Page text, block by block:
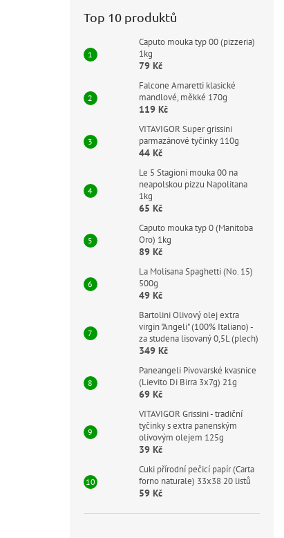
Top 10 produktů
Caputo mouka typ 00 (pizzeria)
1kg
79 Kč
Falcone Amaretti klasické
mandlové, měkké 170g
119 Kč
VITAVIGOR Super grissini
parmazánové tyčinky 110g
44 Kč
Le 5 Stagioni mouka 00 na
neapolskou pizzu Napolitana
1kg
65 Kč
Caputo mouka typ 0 (Manitoba
Oro) 1kg
89 Kč
La Molisana Spaghetti (No. 15)
500g
49 Kč
Bartolini Olivový olej extra
virgin "Angeli" (100% Italiano) -
za studena lisovaný 0,5L (plech)
349 Kč
Paneangeli Pivovarské kvasnice
(Lievito Di Birra 3x7g) 21g
69 Kč
VITAVIGOR Grissini - tradiční
tyčinky s extra panenským
olivovým olejem 125g
39 Kč
Cuki přírodní pečicí papír (Carta
forno naturale) 33x38 20 listů
59 Kč